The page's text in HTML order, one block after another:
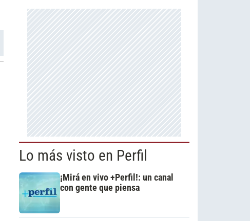
Lo más visto en Perfil
¡Mirá en vivo +Perfil!: un canal
con gente que piensa